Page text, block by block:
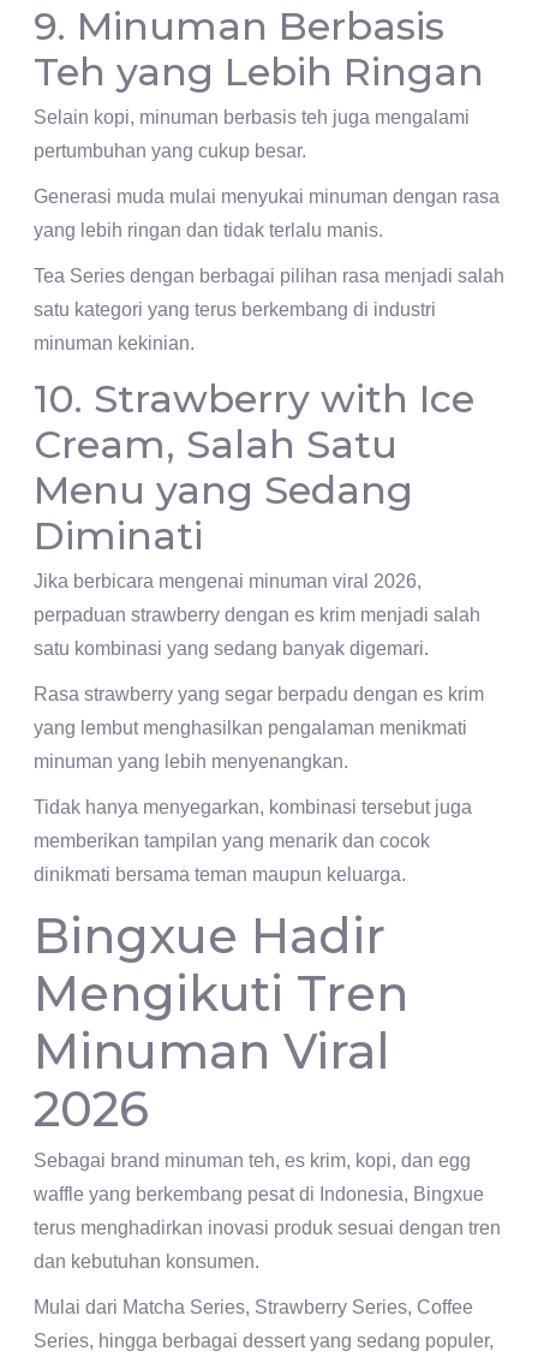
9. Minuman Berbasis
Teh yang Lebih Ringan
Selain kopi, minuman berbasis teh juga mengalami
pertumbuhan yang cukup besar.
Generasi muda mulai menyukai minuman dengan rasa
yang lebih ringan dan tidak terlalu manis.
Tea Series dengan berbagai pilihan rasa menjadi salah
satu kategori yang terus berkembang di industri
minuman kekinian.
10. Strawberry with Ice
Cream, Salah Satu
Menu yang Sedang
Diminati
Jika berbicara mengenai minuman viral 2026,
perpaduan strawberry dengan es krim menjadi salah
satu kombinasi yang sedang banyak digemari.
Rasa strawberry yang segar berpadu dengan es krim
yang lembut menghasilkan pengalaman menikmati
minuman yang lebih menyenangkan.
Tidak hanya menyegarkan, kombinasi tersebut juga
memberikan tampilan yang menarik dan cocok
dinikmati bersama teman maupun keluarga.
Bingxue Hadir
Mengikuti Tren
Minuman Viral
2026
Sebagai brand minuman teh, es krim, kopi, dan egg
waffle yang berkembang pesat di Indonesia, Bingxue
terus menghadirkan inovasi produk sesuai dengan tren
dan kebutuhan konsumen.
Mulai dari Matcha Series, Strawberry Series, Coffee
Series, hingga berbagai dessert yang sedang populer,